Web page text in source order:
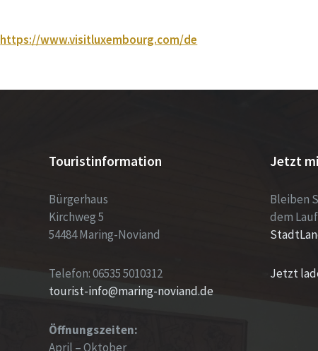
https://www.visitluxembourg.com/de
Touristinformation
Bürgerhaus
Kirchweg 5
54484 Maring-Noviand
Telefon: 06535 5010312
tourist-info@maring-noviand.de
Öffnungszeiten:
April – Oktober
Jetzt
Bleiben
dem
Jetzt